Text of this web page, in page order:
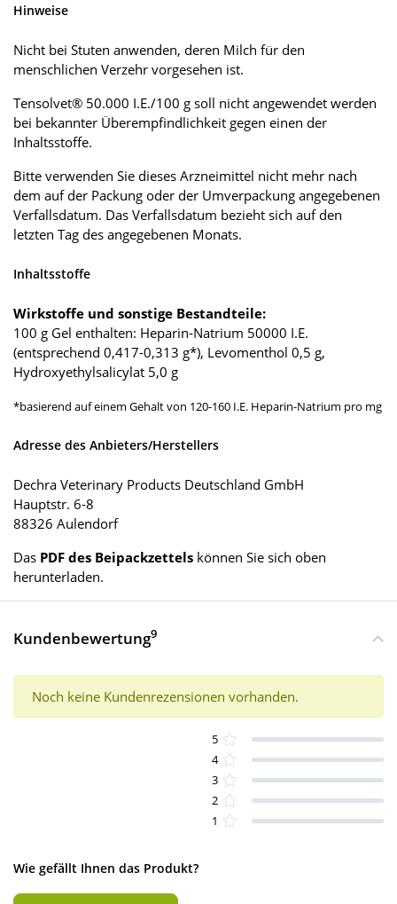
Hinweise
Nicht bei Stuten anwenden, deren Milch für den
menschlichen Verzehr vorgesehen ist.
Tensolvet® 50.000 I.E./100 g soll nicht angewendet werden
bei bekannter Überempfindlichkeit gegen einen der
Inhaltsstoffe.
Bitte verwenden Sie dieses Arzneimittel nicht mehr nach
dem auf der Packung oder der Umverpackung angegebenen
Verfallsdatum. Das Verfallsdatum bezieht sich auf den
letzten Tag des angegebenen Monats.
Inhaltsstoffe
Wirkstoffe und sonstige Bestandteile:
100 g Gel enthalten: Heparin-Natrium 50000 I.E.
(entsprechend 0,417-0,313 g*), Levomenthol 0,5 g,
Hydroxyethylsalicylat 5,0 g
*basierend auf einem Gehalt von 120-160 I.E. Heparin-Natrium pro mg
Adresse des Anbieters/Herstellers
Dechra Veterinary Products Deutschland GmbH
Hauptstr. 6-8
88326 Aulendorf
Das PDF des Beipackzettels können Sie sich oben
herunterladen.
Kundenbewertung9
Noch keine Kundenrezensionen vorhanden.
5
4
3
2
1
Wie gefällt Ihnen das Produkt?